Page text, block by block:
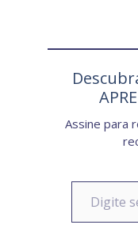
Assine para
Digite seu e-mail…